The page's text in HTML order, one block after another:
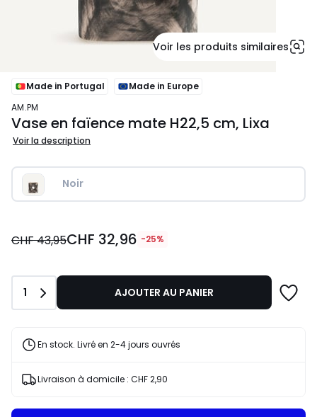
Voir les produits similaires
Made in Portugal
Made in Europe
AM.PM
Vase en faïence mate H22,5 cm, Lixa
Voir la description
Noir
32,96
CHF
43,95
de
réduction
CHF 43,95CHF 32,96 -25%
Quantité
1 AJOUTER AU PANIER
En stock. Livré en 2-4 jours ouvrés
Livraison à domicile : CHF 2,90